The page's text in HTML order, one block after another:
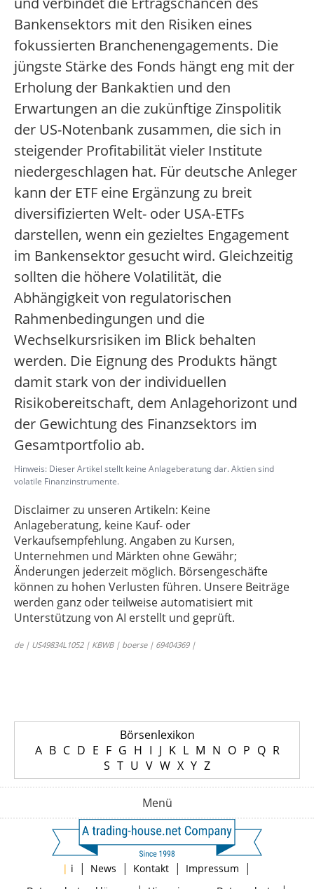
Bankensektors mit den Risiken eines
fokussierten Branchenengagements. Die
jüngste Stärke des Fonds hängt eng mit der
Erholung der Bankaktien und den
Erwartungen an die zukünftige Zinspolitik
der US-Notenbank zusammen, die sich in
steigender Profitabilität vieler Institute
niedergeschlagen hat. Für deutsche Anleger
kann der ETF eine Ergänzung zu breit
diversifizierten Welt- oder USA-ETFs
darstellen, wenn ein gezieltes Engagement
im Bankensektor gesucht wird. Gleichzeitig
sollten die höhere Volatilität, die
Abhängigkeit von regulatorischen
Rahmenbedingungen und die
Wechselkursrisiken im Blick behalten
werden. Die Eignung des Produkts hängt
damit stark von der individuellen
Risikobereitschaft, dem Anlagehorizont und
der Gewichtung des Finanzsektors im
Gesamtportfolio ab.
Hinweis: Dieser Artikel stellt keine Anlageberatung dar. Aktien sind
volatile Finanzinstrumente.
Disclaimer zu unseren Artikeln: Keine
Anlageberatung, keine Kauf- oder
Verkaufsempfehlung. Angaben zu Kursen,
Unternehmen und Märkten ohne Gewähr;
Änderungen jederzeit möglich. Börsengeschäfte
können zu hohen Verlusten führen. Unsere Beiträge
werden ganz oder teilweise automatisiert mit
Unterstützung von AI erstellt und geprüft.
de | US49834L1052 | KBWB | boerse | 69404369 |
Börsenlexikon
A B C D E F G H I J K L M N O P Q R
S T U V W X Y Z
Menü
| i | News | Kontakt | Impressum |